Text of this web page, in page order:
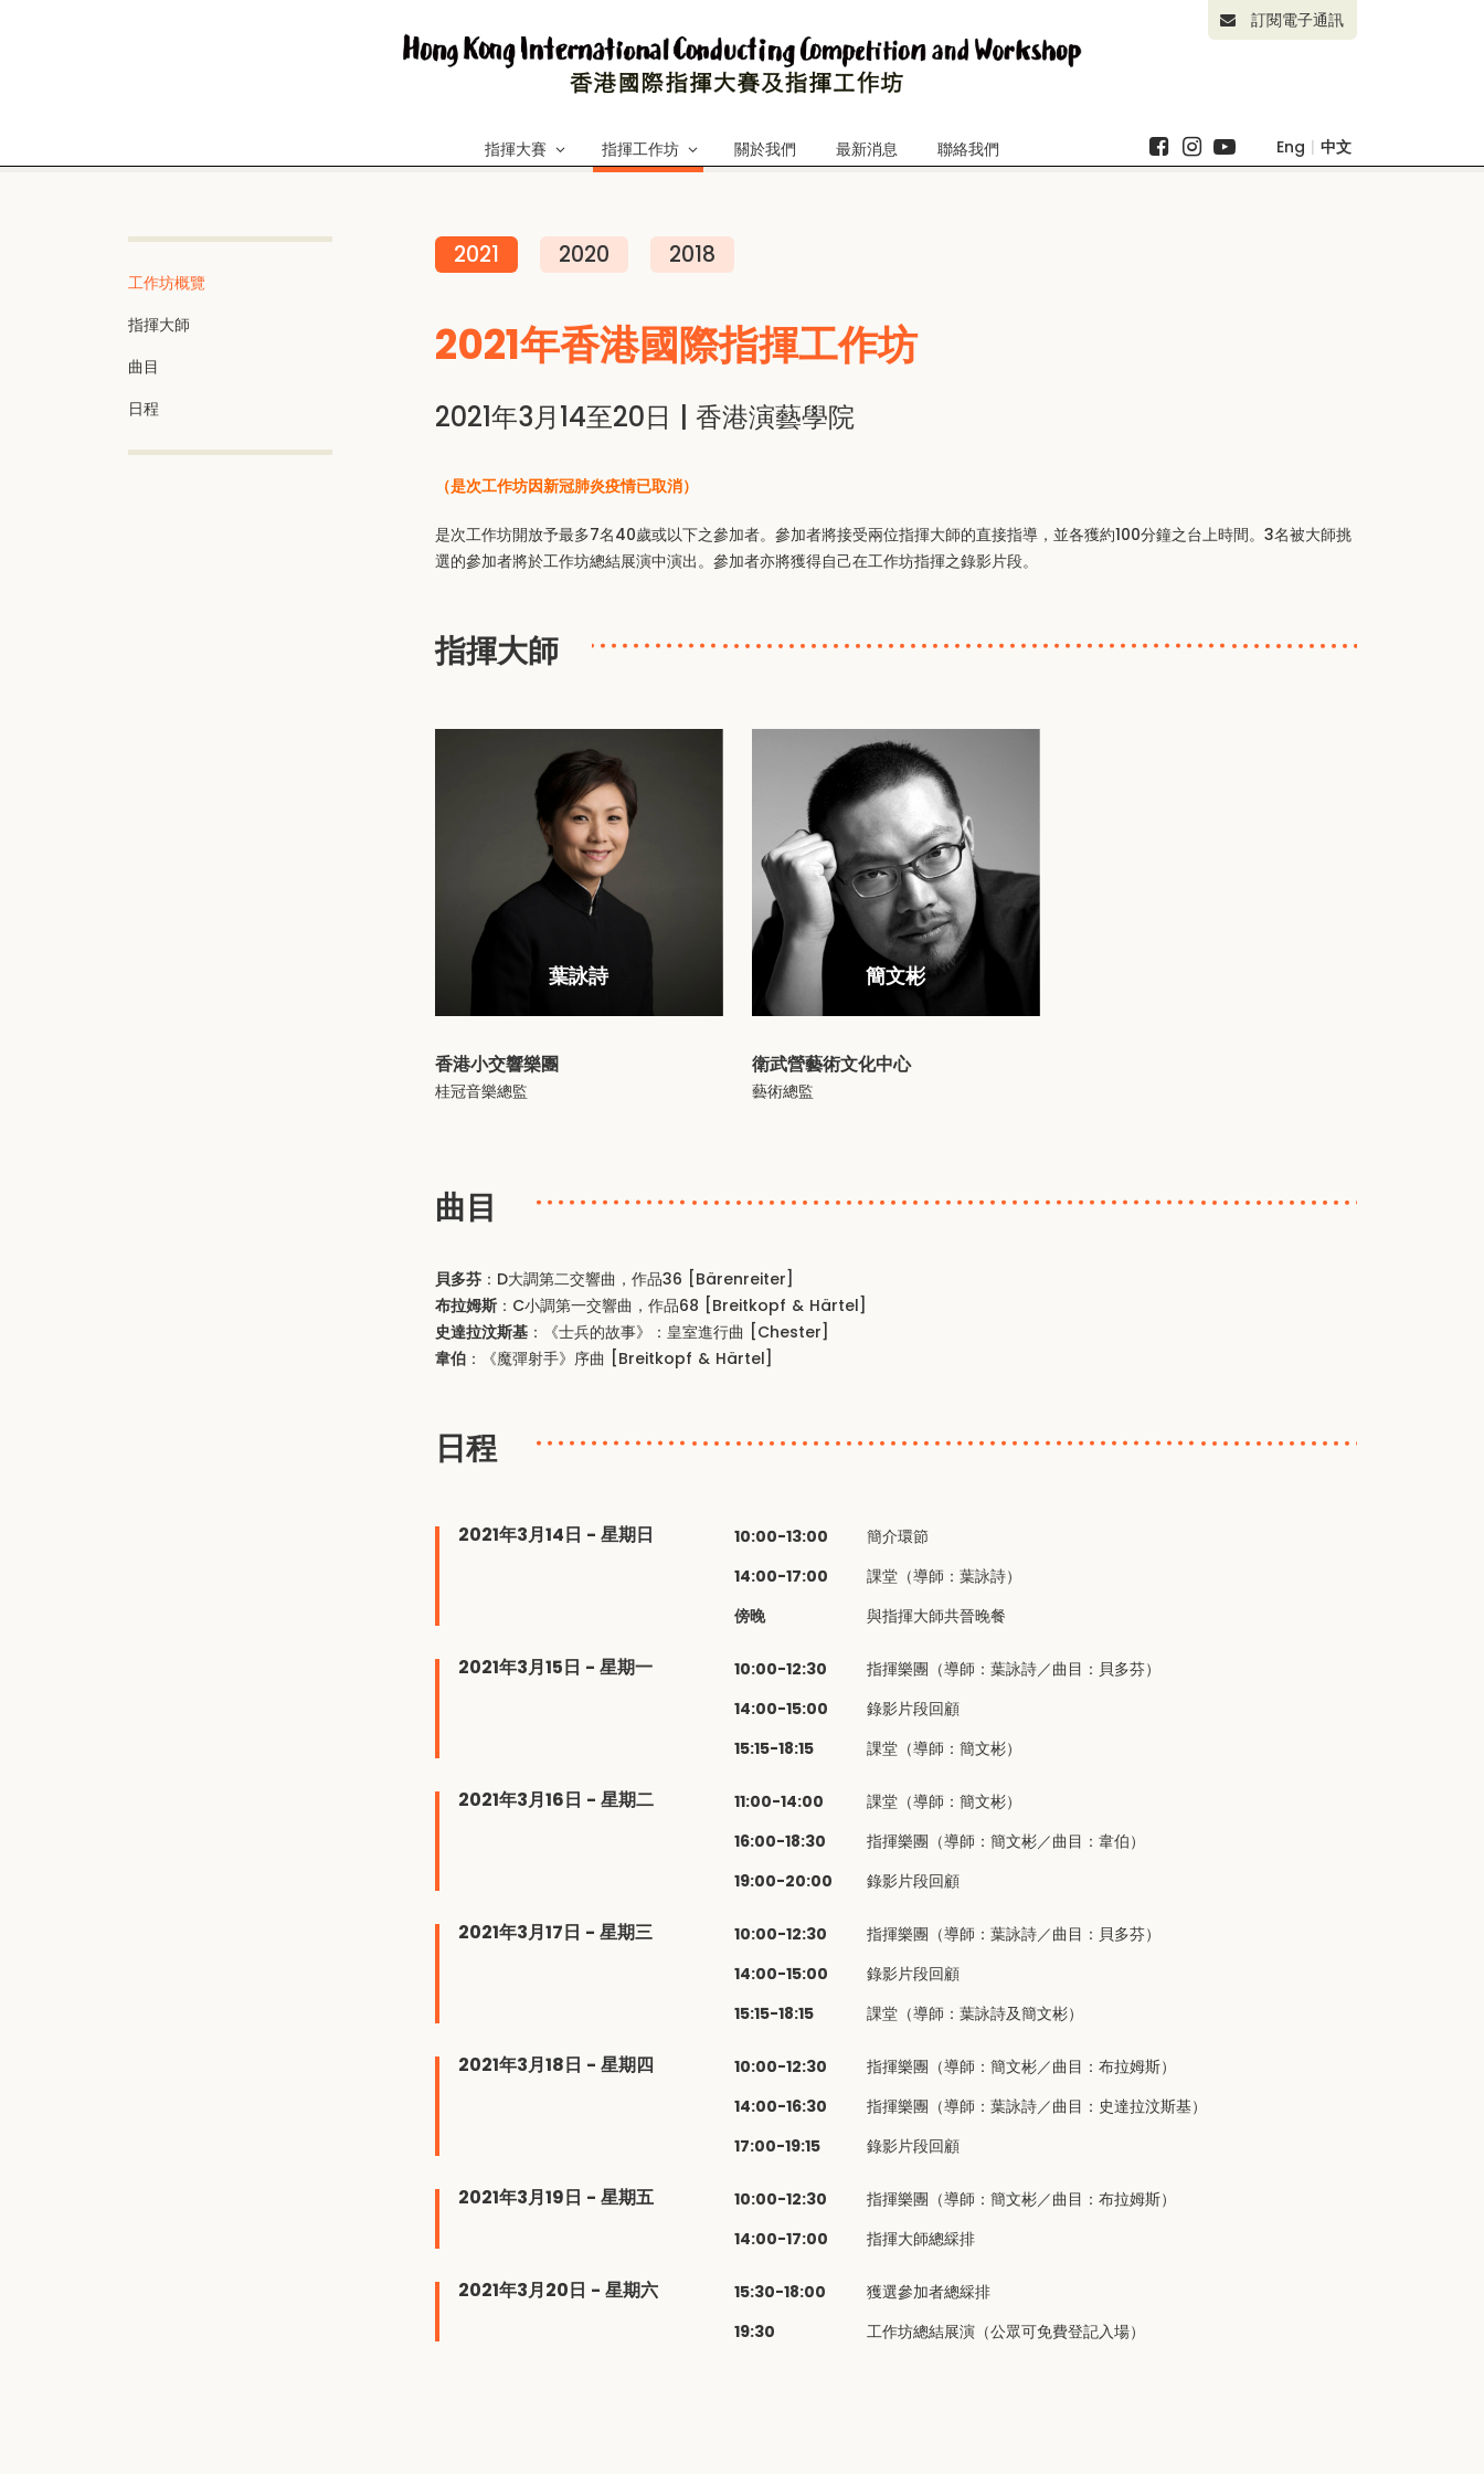
指揮大賽 指揮工作坊 關於我們 最新消息 聯絡我們
訂閱電子通訊
Eng | 中文
工作坊概覽
指揮大師
曲目
日程
2021 2020 2018
2021年香港國際指揮工作坊
2021年3月14至20日 | 香港演藝學院
（是次工作坊因新冠肺炎疫情已取消）
是次工作坊開放予最多7名40歲或以下之參加者。參加者將接受兩位指揮大師的直接指導，並各獲約100分鐘之台上時間。3名被大師挑
選的參加者將於工作坊總結展演中演出。參加者亦將獲得自己在工作坊指揮之錄影片段。
指揮大師
葉詠詩
香港小交響樂團
桂冠音樂總監
簡文彬
衛武營藝術文化中心
藝術總監
曲目
貝多芬：D大調第二交響曲，作品36 [Bärenreiter]
布拉姆斯：C小調第一交響曲，作品68 [Breitkopf & Härtel]
史達拉汶斯基：《士兵的故事》：皇室進行曲 [Chester]
韋伯：《魔彈射手》序曲 [Breitkopf & Härtel]
日程
2021年3月14日 - 星期日 10:00-13:00
簡介環節
14:00-17:00
課堂（導師：葉詠詩）
傍晚
與指揮大師共晉晚餐
2021年3月15日 - 星期一 10:00-12:30
指揮樂團（導師：葉詠詩／曲目：貝多芬）
14:00-15:00
錄影片段回顧
15:15-18:15
課堂（導師：簡文彬）
2021年3月16日 - 星期二 11:00-14:00
課堂（導師：簡文彬）
16:00-18:30
指揮樂團（導師：簡文彬／曲目：韋伯）
19:00-20:00
錄影片段回顧
2021年3月17日 - 星期三 10:00-12:30
指揮樂團（導師：葉詠詩／曲目：貝多芬）
14:00-15:00
錄影片段回顧
15:15-18:15
課堂（導師：葉詠詩及簡文彬）
2021年3月18日 - 星期四 10:00-12:30
指揮樂團（導師：簡文彬／曲目：布拉姆斯）
14:00-16:30
指揮樂團（導師：葉詠詩／曲目：史達拉汶斯基）
17:00-19:15
錄影片段回顧
2021年3月19日 - 星期五 10:00-12:30
指揮樂團（導師：簡文彬／曲目：布拉姆斯）
14:00-17:00
指揮大師總綵排
2021年3月20日 - 星期六 15:30-18:00
獲選參加者總綵排
19:30
工作坊總結展演（公眾可免費登記入場）